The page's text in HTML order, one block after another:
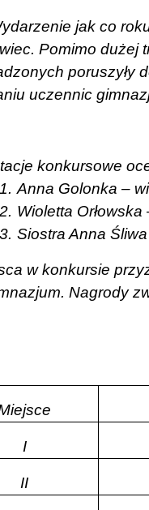
jak co
Pomimo dużej
poruszyły
uczennic
konkursowe
1. Anna Golonka –
2. Wioletta
3. Siostra Anna Śliwa
w konkursie
Nagrody
I
II